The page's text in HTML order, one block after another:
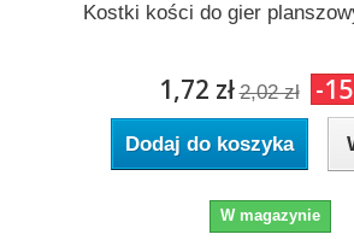
Kostki kości do gier
1,72 zł 2,02 zł -
Dodaj do koszyka
W magazynie